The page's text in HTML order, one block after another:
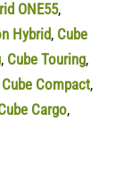
ONE55,
Hybrid, Cube
, Cube Touring,
Cube Compact,
Cargo,